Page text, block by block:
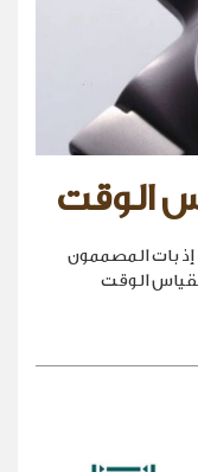
الوقت
إذ بات المصممون
الوقت